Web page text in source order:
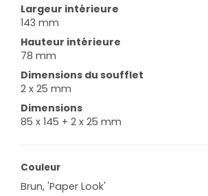
Largeur intérieure
143 mm
Hauteur intérieure
78 mm
Dimensions du soufflet
2 x 25 mm
Dimensions
85 x 145 + 2 x 25 mm
Couleur
Brun, 'paper Look'